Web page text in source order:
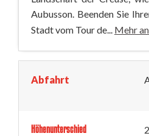
Aubusson. Beenden Sie
Stadt vom Tour de... Mehr
Abfahrt
Höhenunterschied